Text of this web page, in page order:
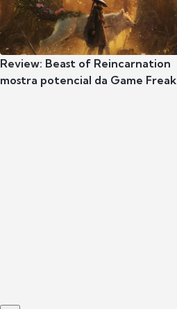
Review: Beast of Reincarnation
mostra potencial da Game Freak